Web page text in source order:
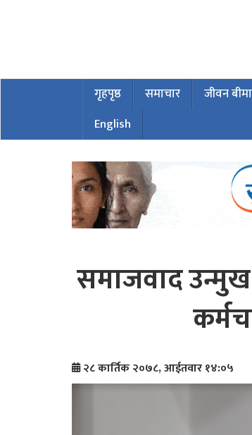
गृहपृष्ठ समाचार जीवन बीमा
English
समाजवाद उन्मुख
२८ कार्तिक २०७८, आईतवार १४:०५